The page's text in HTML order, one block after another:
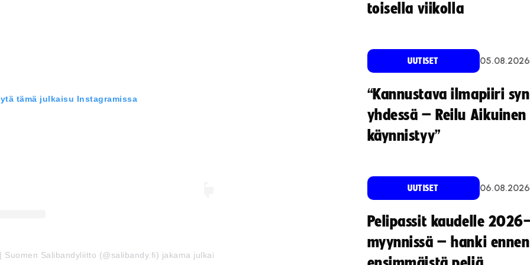
tämä julkaisu Instagramissa
Suomen Salibandyliitto (@salibandy.fi) jakama julkaisu
toisella viikolla
UUTISET 05.08.2026
“Kannustava ilmapiiri
yhdessä – Reilu
käynnistyy”
UUTISET 06.08.2026
Pelipassit kaudelle
myynnissä – hanki ennen